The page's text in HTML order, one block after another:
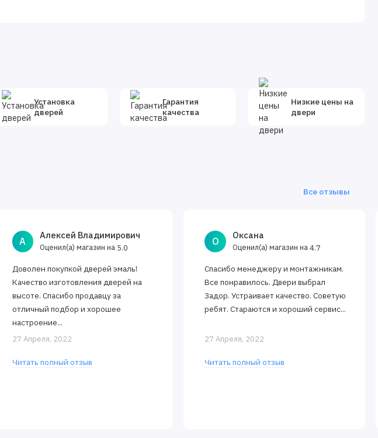
Установка
дверей
Гарантия
качества
Низкие цены на
двери
Все отзывы
А Алексей Владимирович
Оценил(а) магазин на 5.0
Доволен покупкой дверей эмаль!
Качество изготовления дверей на
высоте. Спасибо продавцу за
отличный подбор и хорошее
настроение...
27 Апреля, 2022
Читать полный отзыв
О Оксана
Оценил(а) магазин на4.7
Спасибо менеджеру и монтажникам.
Все понравилось. Двери выбрал
Задор. Устраивает качество. Советую
ребят. Стараются и хороший сервис...
27 Апреля, 2022
Читать полный отзыв